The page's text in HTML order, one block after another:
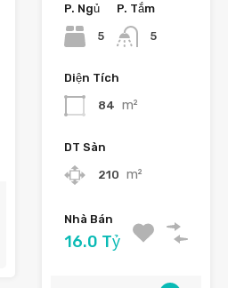
P. Ngủ
5
P. Tắm
5
Diện Tích
84 m²
DT Sàn
210 m²
Nhà Bán
16.0 Tỷ